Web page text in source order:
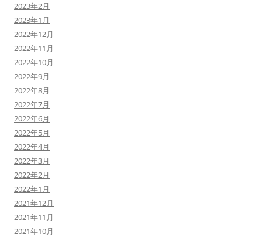
2023年2月
2023年1月
2022年12月
2022年11月
2022年10月
2022年9月
2022年8月
2022年7月
2022年6月
2022年5月
2022年4月
2022年3月
2022年2月
2022年1月
2021年12月
2021年11月
2021年10月